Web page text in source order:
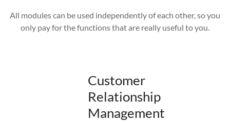
All modules can be used independently of each other, so you
only pay for the functions that are really useful to you.
Customer
Relationship
Management